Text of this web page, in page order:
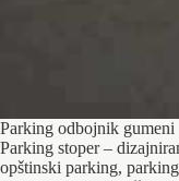
Parking odbojnik gumeni
Parking stoper –
opštinski parking,